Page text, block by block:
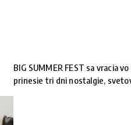
BIG SUMMER FEST sa vracia
prinesie tri dni nostalgie,